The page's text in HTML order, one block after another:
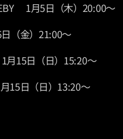
1月5日（木）20:00～
（金）21:00～
月15日（日）15:20～
15日（日）13:20～